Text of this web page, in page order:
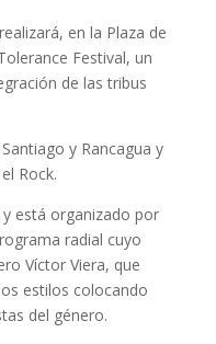
en la Plaza de
Festival, un
de las tribus
y Rancagua y
Rock.
está organizado por
radial cuyo
Víctor Viera, que
estilos colocando
del género.